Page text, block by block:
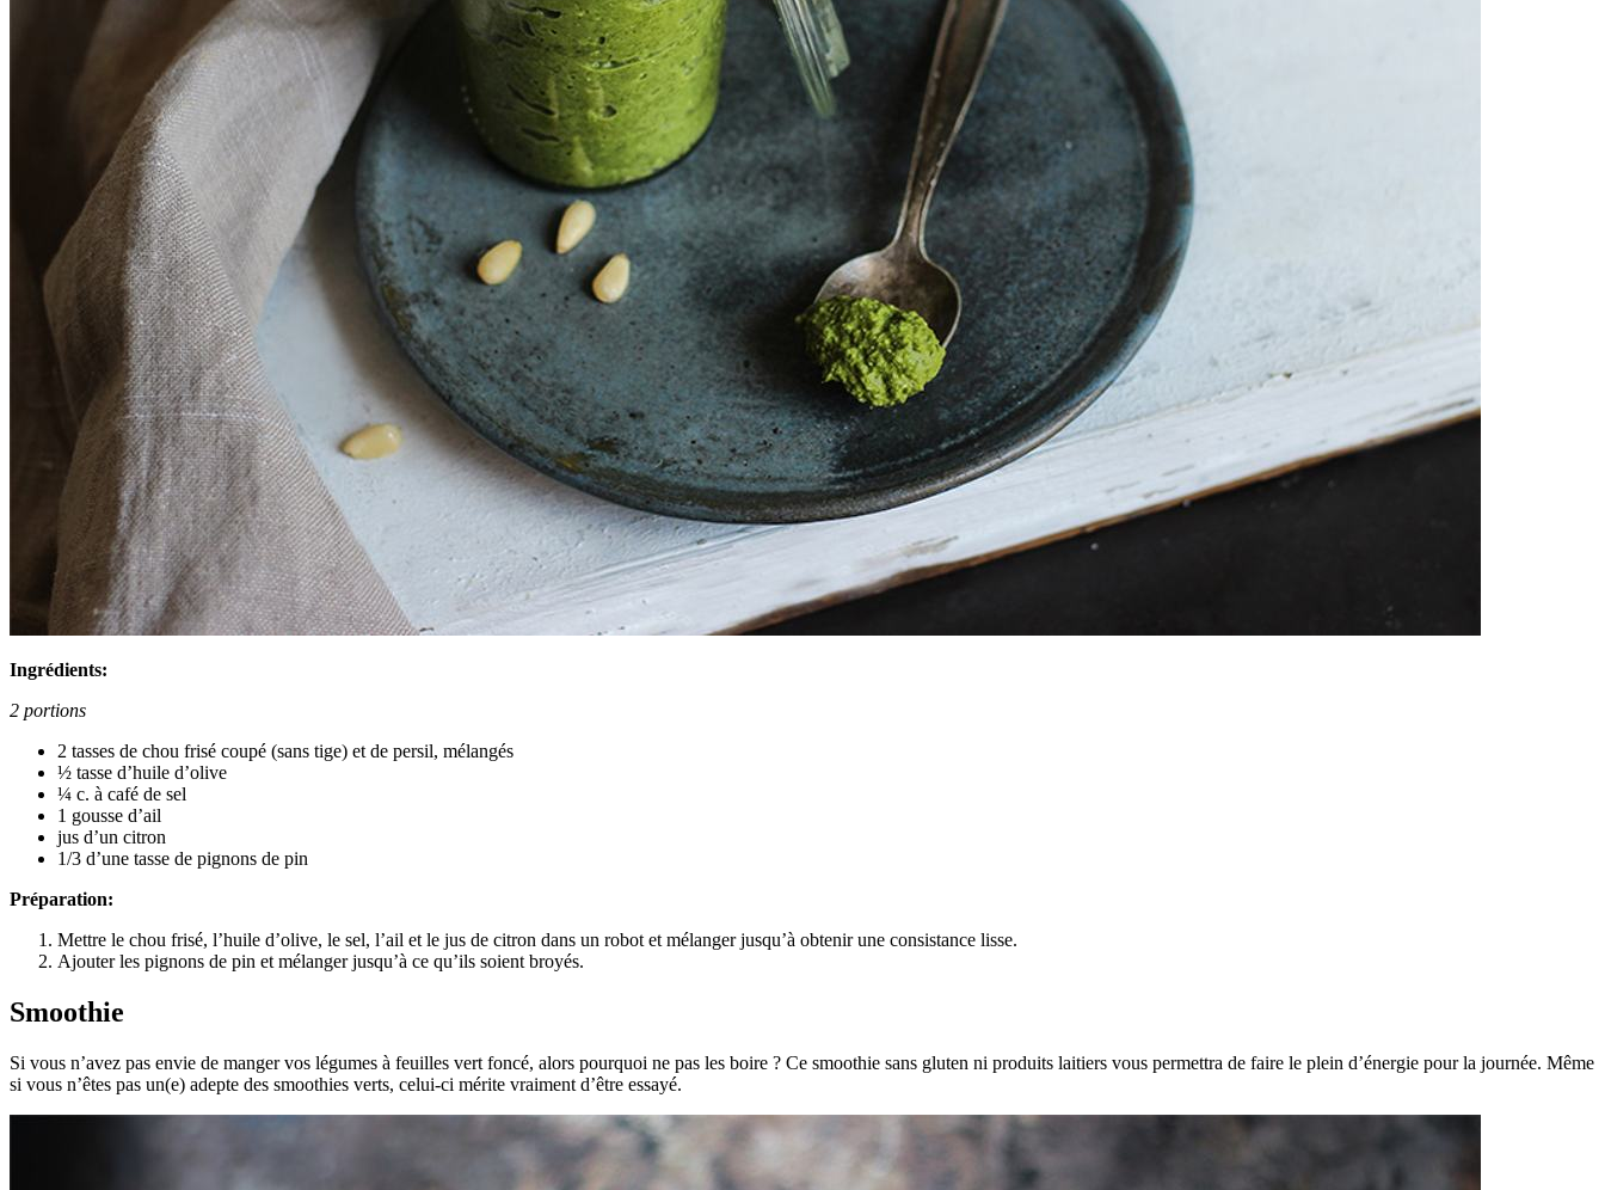
Ingrédients:
2 portions
2 tasses de chou frisé coupé (sans tige) et de persil, mélangés
½ tasse d’huile d’olive
¼ c. à café de sel
1 gousse d’ail
jus d’un citron
1/3 d’une tasse de pignons de pin
Préparation:
Mettre le chou frisé, l’huile d’olive, le sel, l’ail et le jus de citron dans un robot et mélanger jusqu’à obtenir une consistance lisse.
Ajouter les pignons de pin et mélanger jusqu’à ce qu’ils soient broyés.
Smoothie
Si vous n’avez pas envie de manger vos légumes à feuilles vert foncé, alors pourquoi ne pas les boire ? Ce smoothie sans gluten ni produits laitiers vous permettra de faire le plein d’énergie pour la journée. Même
si vous n’êtes pas un(e) adepte des smoothies verts, celui-ci mérite vraiment d’être essayé.